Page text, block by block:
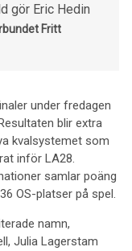
gör Eric Hedin
Fritt
under fredagen
blir extra
kvalsystemet som
inför LA28.
samlar poäng
OS-platser på spel.
namn,
Julia Lagerstam